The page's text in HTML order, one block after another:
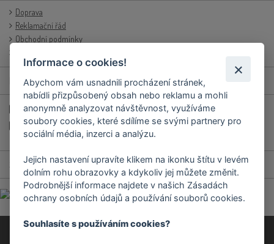
Doprava
Reklamační řád
Obchodní podmínky
RYCHLÉ KONTAKTY
+420 577 658 321
objednavky.prodejna@podravka.cz
SOCIÁLNÍ SÍTĚ
Informace o cookies!
Abychom vám usnadnili procházení stránek,
nabídli přizpůsobený obsah nebo reklamu a mohli
anonymně analyzovat návštěvnost, využíváme
soubory cookies, které sdílíme se svými partnery pro
sociální média, inzerci a analýzu.
Jejich nastavení upravíte klikem na ikonku štítu v levém
dolním rohu obrazovky a kdykoliv jej můžete změnit.
Podrobnější informace najdete v našich Zásadách
ochrany osobních údajů a používání souborů cookies.
Souhlasíte s používáním cookies?